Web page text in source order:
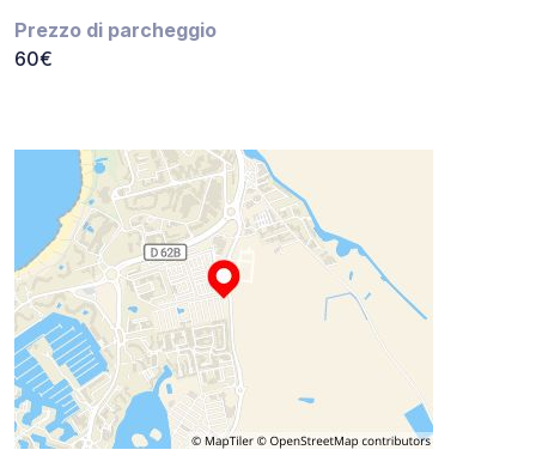
Prezzo di parcheggio
60€